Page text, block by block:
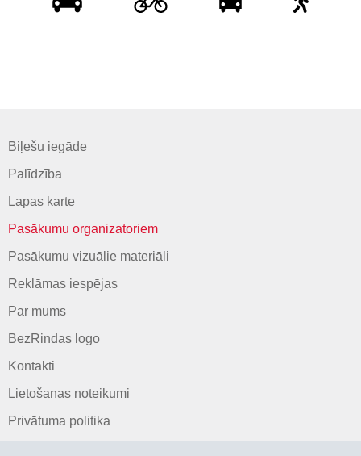
Biļešu iegāde
Palīdzība
Lapas karte
Pasākumu organizatoriem
Pasākumu vizuālie materiāli
Reklāmas iespējas
Par mums
BezRindas logo
Kontakti
Lietošanas noteikumi
Privātuma politika